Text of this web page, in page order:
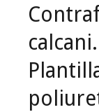
calcani.